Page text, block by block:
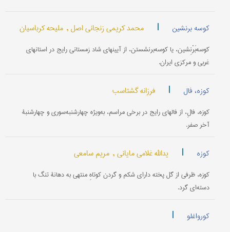
کوسه برنشین | محمد کریمی زنجانی اصل , ملیحه کرباسیان
کوسه‌بَرْنِشین، یا کوسه‌برنشستن، از آیینهای شاد زمستانی رایج در استانهای
غربی و مرکزی ایران.
کوزه، فال | فرزانه گشتاسب
کوزه، فالِ، از فالهای رایج در برخی مراسم، به‌ویژه چهارشنبه‌سوری و چهارشنبۀ
آخر صفر.
کوزه | یدالله غلامی مایانی , مریم سامعی
کوزه، ظرفی از گل پخته دارای شکم و گردن کوتاهِ منتهی به دهانۀ تنگ با
دسته‌ای گرد.
کورواغلو |